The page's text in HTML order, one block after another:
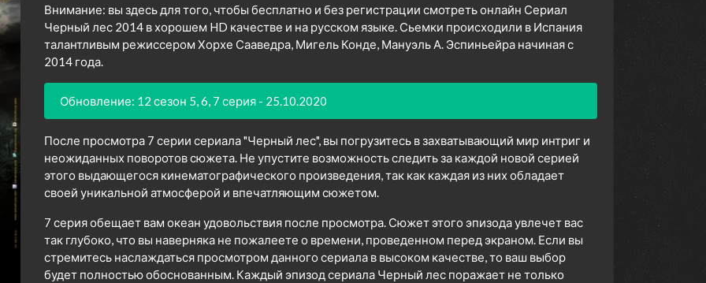
Внимание: вы здесь для того, чтобы бесплатно и без регистрации смотреть онлайн Сериал
Черный лес 2014 в хорошем HD качестве и на русском языке. Сьемки происходили в Испания
талантливым режиссером Хорхе Сааведра, Мигель Конде, Мануэль А. Эспиньейра начиная с
2014 года.
Обновление: 12 сезон 5, 6, 7 серия - 25.10.2020
После просмотра 7 серии сериала "Черный лес", вы погрузитесь в захватывающий мир интриг и
неожиданных поворотов сюжета. Не упустите возможность следить за каждой новой серией
этого выдающегося кинематографического произведения, так как каждая из них обладает
своей уникальной атмосферой и впечатляющим сюжетом.
7 серия обещает вам океан удовольствия после просмотра. Сюжет этого эпизода увлечет вас
так глубоко, что вы наверняка не пожалеете о времени, проведенном перед экраном. Если вы
стремитесь наслаждаться просмотром данного сериала в высоком качестве, то ваш выбор
будет полностью обоснованным. Каждый эпизод сериала Черный лес поражает не только